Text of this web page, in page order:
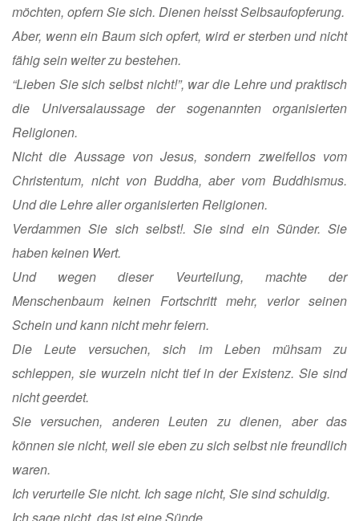
möchten, opfern Sie sich. Dienen heisst Selbsaufopferung.
Aber, wenn ein Baum sich opfert, wird er sterben und nicht
fähig sein weiter zu bestehen.
“Lieben Sie sich selbst nicht!”, war die Lehre und praktisch
die Universalaussage der sogenannten organisierten
Religionen.
Nicht die Aussage von Jesus, sondern zweifellos vom
Christentum, nicht von Buddha, aber vom Buddhismus.
Und die Lehre aller organisierten Religionen.
Verdammen Sie sich selbst!. Sie sind ein Sünder. Sie
haben keinen Wert.
Und wegen dieser Veurteilung, machte der
Menschenbaum keinen Fortschritt mehr, verlor seinen
Schein und kann nicht mehr feiern.
Die Leute versuchen, sich im Leben mühsam zu
schleppen, sie wurzeln nicht tief in der Existenz. Sie sind
nicht geerdet.
Sie versuchen, anderen Leuten zu dienen, aber das
können sie nicht, weil sie eben zu sich selbst nie freundlich
waren.
Ich verurteile Sie nicht. Ich sage nicht, Sie sind schuldig.